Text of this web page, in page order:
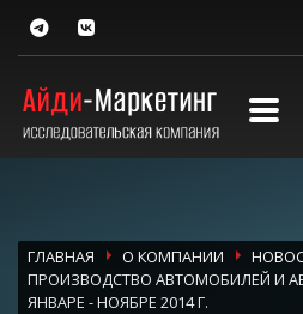
ГЛАВНАЯ О КОМПАНИИ
ПРОИЗВОДСТВО АВТОМОБИЛЕЙ И
ЯНВАРЕ - НОЯБРЕ 2014 Г.